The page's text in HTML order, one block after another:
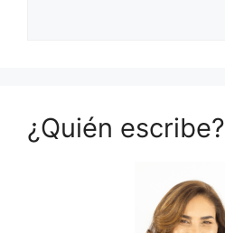
¿Quién escribe?